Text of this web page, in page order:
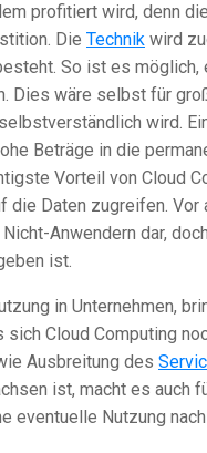
profitiert wird, denn
Die Technik wird
So ist es möglich,
Dies wäre selbst für
wird.
Beträge in die
Vorteil von Cloud
die Daten zugreifen.
Anwendern dar,
ist.
in Unternehmen,
Cloud Computing
Ausbreitung des
ist, macht es auch
eventuelle Nutzung